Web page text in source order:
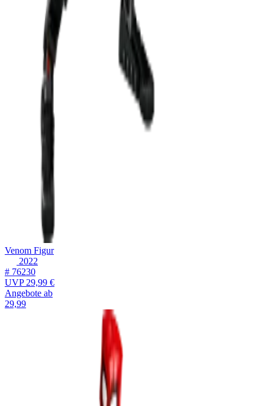
Venom Figur
2022
# 76230
UVP29,99 €
Angebote ab
29,99